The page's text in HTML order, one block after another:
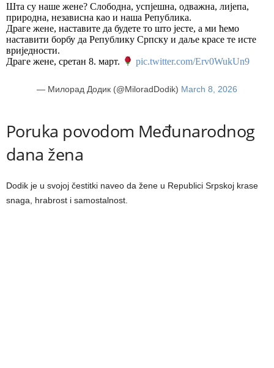
Шта су наше жене? Слободна, успјешна, одважна, лијепа,
природна, независна као и наша Република.
Драге жене, наставите да будете то што јесте, а ми ћемо
наставити борбу да Републику Српску и даље красе те исте
вриједности.
Драге жене, сретан 8. март.
pic.twitter.com/Erv0WukUn9
— Милорад Додик (@MiloradDodik) March 8, 2026
Poruka povodom Međunarodnog
dana žena
Dodik je u svojoj čestitki naveo da žene u Republici Srpskoj krase
snaga, hrabrost i samostalnost.